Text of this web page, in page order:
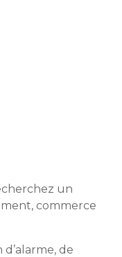
un
commerce
d’alarme, de